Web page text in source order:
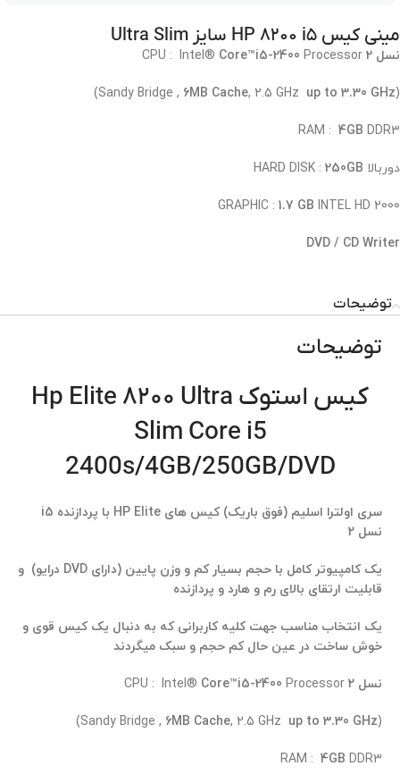
مینی کیس HP ۸۲۰۰ i۵ سایز Ultra Slim
نسل 2 Core™i5-2400 Processor
(Sandy Bridge ,
6MB Cache, 2.5 GHz up to 3.30 GHz
)
RAM : 4GB DDR3
دوربالا HARD DISK : 250GB
GRAPHIC : 1.7 GB INTEL HD 2000
DVD / CD Writer
توضیحات
توضیحات
کیس استوک Hp Elite ۸۲۰۰ Ultra
Slim Core i5
2400s/4GB/250GB/DVD
سری اولترا اسلیم (فوق باریک) کیس های HP Elite با پردازنده i5
نسل ۲
یک کامپیوتر کامل با حجم بسیار کم و وزن پایین (دارای DVD درایو) و
قابلیت ارتقای بالای رم و هارد و پردازنده
یک انتخاب مناسب جهت کلیه کاربرانی که به دنبال یک کیس قوی و
خوش ساخت در عین حال کم حجم و سبک میگردند
نسل ۲ Core™i5-2400 Processor
(Sandy Bridge ,
6MB Cache, 2.5 GHz up to 3.30 GHz
)
RAM : 4GB DDR3